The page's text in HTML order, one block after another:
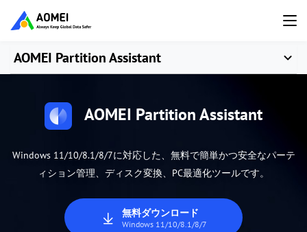
AOMEI Partition Assistant
AOMEI Partition Assistant
Windows 11/10/8.1/8/7に対応した、無料で簡単かつ安全なパーテ
ィション管理、ディスク変換、PC最適化ツールです。
無料ダウンロード
Windows 11/10/8.1/8/7